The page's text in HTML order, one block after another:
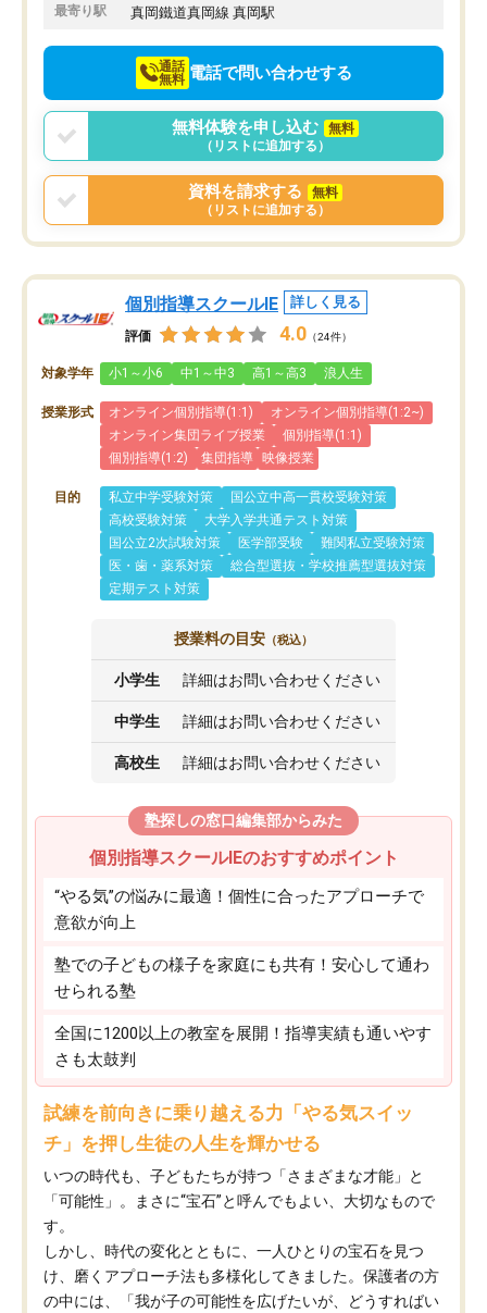
最寄り駅 真岡鐵道真岡線 真岡駅
通話
無料 電話で問い合わせする
無料体験を申し込む
無料
（リストに追加する）
資料を請求する
無料
（リストに追加する）
個別指導スクールIE 詳しく見る
評価 4.0 （24件）
対象学年 小1～小6 中1～中3 高1～高3 浪人生
授業形式 オンライン個別指導(1:1)
オンライン個別指導(1:2~)
オンライン集団ライブ授業
個別指導(1:1)
個別指導(1:2)
集団指導 映像授業
目的 私立中学受験対策
国公立中高一貫校受験対策
高校受験対策
大学入学共通テスト対策
国公立2次試験対策
医学部受験
難関私立受験対策
医・歯・薬系対策
総合型選抜・学校推薦型選抜対策
定期テスト対策
授業料の目安 （税込）
小学生 詳細はお問い合わせください
中学生 詳細はお問い合わせください
高校生 詳細はお問い合わせください
塾探しの窓口編集部からみた
個別指導スクールIEのおすすめポイント
“やる気”の悩みに最適！個性に合ったアプローチで
意欲が向上
塾での子どもの様子を家庭にも共有！安心して通わ
せられる塾
全国に1200以上の教室を展開！指導実績も通いやす
さも太鼓判
試練を前向きに乗り越える力「やる気スイッ
チ」を押し生徒の人生を輝かせる
いつの時代も、子どもたちが持つ「さまざまな才能」と
「可能性」。まさに“宝石”と呼んでもよい、大切なもので
す。
しかし、時代の変化とともに、一人ひとりの宝石を見つ
け、磨くアプローチ法も多様化してきました。保護者の方
の中には、「我が子の可能性を広げたいが、どうすればい